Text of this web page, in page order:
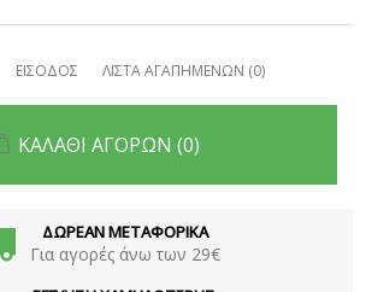
ΕΙΣΟΔΟΣ ΛΙΣΤΑ ΑΓΑΠΗΜΕΝΩΝ (0)
ΚΑΛΑΘΙ ΑΓΟΡΩΝ (0)
ΔΩΡΕΑΝ ΜΕΤΑΦΟΡΙΚΑ
Για αγορές άνω των 29€